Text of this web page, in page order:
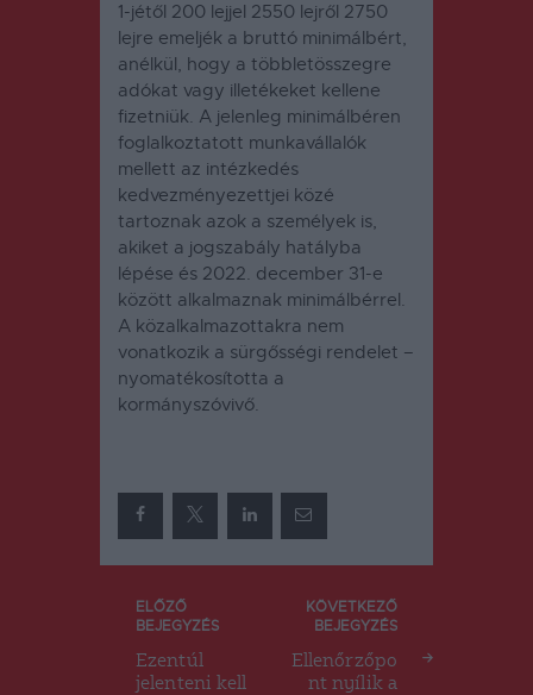
1-jétől 200 lejjel 2550 lejről 2750
lejre emeljék a bruttó minimálbért,
anélkül, hogy a többletösszegre
adókat vagy illetékeket kellene
fizetniük. A jelenleg minimálbéren
foglalkoztatott munkavállalók
mellett az intézkedés
kedvezményezettjei közé
tartoznak azok a személyek is,
akiket a jogszabály hatályba
lépése és 2022. december 31-e
között alkalmaznak minimálbérrel.
A közalkalmazottakra nem
vonatkozik a sürgősségi rendelet –
nyomatékosította a
kormányszóvivő.
Bejegyzés
navigáció
ELŐZŐ
BEJEGYZÉS
Ezentúl
jelenteni kell
KÖVETKEZŐ
BEJEGYZÉS
Ellenőrzőpo
nt nyílik a